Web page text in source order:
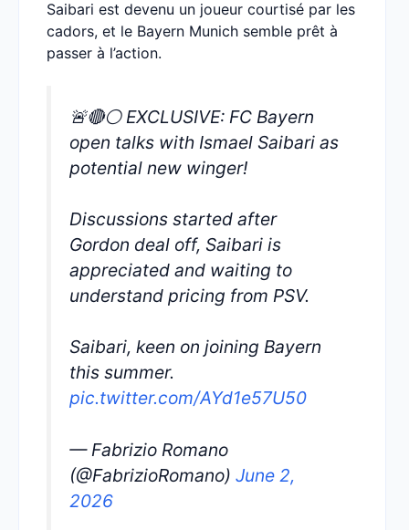
Saibari est devenu un joueur courtisé par les
cadors, et le Bayern Munich semble prêt à
passer à l’action.
🚨🔴⚪️ EXCLUSIVE: FC Bayern
open talks with Ismael Saibari as
potential new winger!
Discussions started after
Gordon deal off, Saibari is
appreciated and waiting to
understand pricing from PSV.
Saibari, keen on joining Bayern
this summer.
pic.twitter.com/AYd1e57U50
— Fabrizio Romano
(@FabrizioRomano) June 2,
2026